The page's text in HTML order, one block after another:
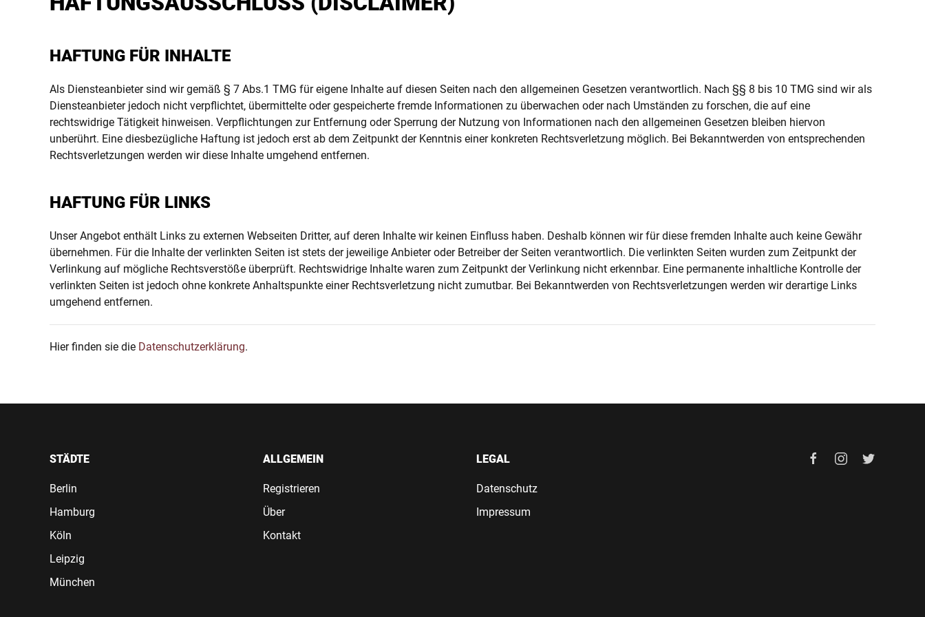
HAFTUNG FÜR INHALTE
Als Diensteanbieter sind wir gemäß § 7 Abs.1 TMG für eigene Inhalte auf diesen Seiten nach den allgemeinen Gesetzen verantwortlich. Nach §§ 8 bis 10 TMG sind wir als
Diensteanbieter jedoch nicht verpflichtet, übermittelte oder gespeicherte fremde Informationen zu überwachen oder nach Umständen zu forschen, die auf eine
rechtswidrige Tätigkeit hinweisen. Verpflichtungen zur Entfernung oder Sperrung der Nutzung von Informationen nach den allgemeinen Gesetzen bleiben hiervon
unberührt. Eine diesbezügliche Haftung ist jedoch erst ab dem Zeitpunkt der Kenntnis einer konkreten Rechtsverletzung möglich. Bei Bekanntwerden von entsprechenden
Rechtsverletzungen werden wir diese Inhalte umgehend entfernen.
HAFTUNG FÜR LINKS
Unser Angebot enthält Links zu externen Webseiten Dritter, auf deren Inhalte wir keinen Einfluss haben. Deshalb können wir für diese fremden Inhalte auch keine Gewähr
übernehmen. Für die Inhalte der verlinkten Seiten ist stets der jeweilige Anbieter oder Betreiber der Seiten verantwortlich. Die verlinkten Seiten wurden zum Zeitpunkt der
Verlinkung auf mögliche Rechtsverstöße überprüft. Rechtswidrige Inhalte waren zum Zeitpunkt der Verlinkung nicht erkennbar. Eine permanente inhaltliche Kontrolle der
verlinkten Seiten ist jedoch ohne konkrete Anhaltspunkte einer Rechtsverletzung nicht zumutbar. Bei Bekanntwerden von Rechtsverletzungen werden wir derartige Links
umgehend entfernen.
Hier finden sie die Datenschutzerklärung.
STÄDTE
Berlin
Hamburg
Köln
Leipzig
München
ALLGEMEIN
Registrieren
Über
Kontakt
LEGAL
Datenschutz
Impressum